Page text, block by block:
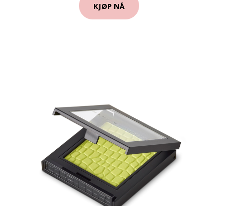
KJØP NÅ